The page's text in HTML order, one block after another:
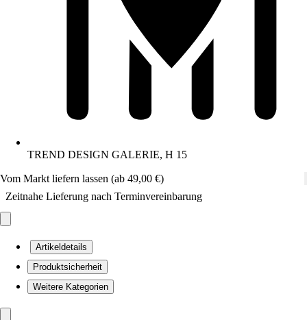
TREND DESIGN GALERIE, H 15
Vom Markt liefern lassen (ab 49,00 €)
Zeitnahe Lieferung nach Terminvereinbarung
Artikeldetails
Produktsicherheit
Weitere Kategorien